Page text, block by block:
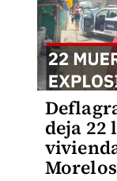
deja 22
Morelos